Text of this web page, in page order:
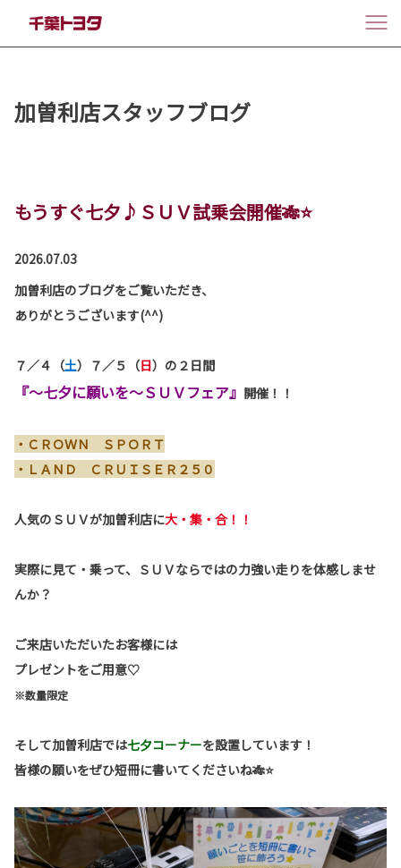
加曽利店スタッフブログ
もうすぐ七夕♪ＳＵＶ試乗会開催🎋⭐
2026.07.03
加曽利店のブログをご覧いただき、
ありがとうございます(^^)
７／４（土）７／５（日） の２日間
『～七夕に願いを～ＳＵＶフェア』 開催！！
・ＣＲＯＷＮ ＳＰＯＲＴ
・ＬＡＮＤ ＣＲＵＩＳＥＲ２５０
人気のＳＵＶが加曽利店に大・集・合！！
実際に見て・乗って、ＳＵＶならではの力強い走りを体感しませ
んか？
ご来店いただいたお客様には
プレゼントをご用意♡
※数量限定
そして加曽利店では七夕コーナーを設置しています！
皆様の願いをぜひ短冊に書いてくださいね🎋⭐